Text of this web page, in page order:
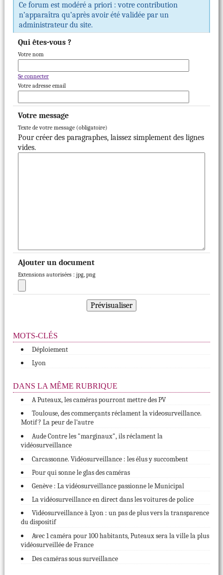
Ce forum est modéré a priori : votre contribution
n’apparaîtra qu’après avoir été validée par un
administrateur du site.
Qui êtes-vous ?
Votre nom
Se connecter
Votre adresse email
Votre message
Texte de votre message (obligatoire)
Pour créer des paragraphes, laissez simplement des lignes
vides.
Ajouter un document
Extensions autorisées : jpg, png
MOTS-CLÉS
Déploiement
Lyon
DANS LA MÊME RUBRIQUE
A Puteaux, les caméras pourront mettre des PV
Toulouse, des commerçants réclament la videosurveillance.
Motif ? La peur de l’autre
Aude Contre les "marginaux", ils réclament la
vidéosurveillance
Carcassonne. Vidéosurveillance : les élus y succombent
Pour qui sonne le glas des caméras
Genève : La vidéosurveillance passionne le Municipal
La vidéosurveillance en direct dans les voitures de police
Vidéosurveillance à Lyon : un pas de plus vers la transparence
du dispositif
Avec 1 caméra pour 100 habitants, Puteaux sera la ville la plus
vidéosurveillée de France
Des caméras sous surveillance